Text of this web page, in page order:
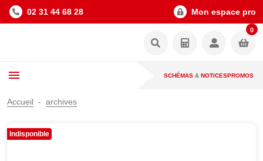
02 31 44 68 28 Mon espace pro
0
SCHÉMAS & NOTICESPROMOS
Accueil archives
Indisponible